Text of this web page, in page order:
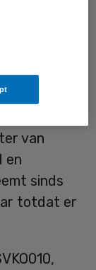
rol,
dan
van
en
sinds
totdat er